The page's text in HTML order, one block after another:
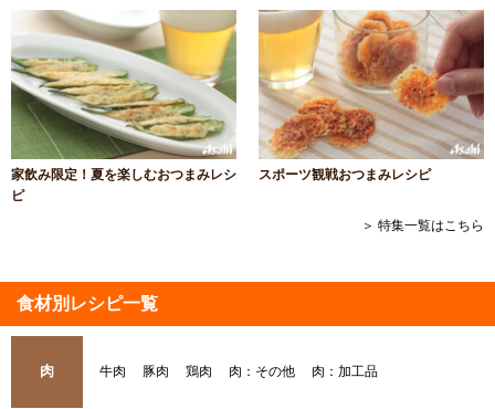
家飲み限定！夏を楽しむおつまみレシ
ピ
スポーツ観戦おつまみレシピ
＞ 特集一覧はこちら
食材別レシピ一覧
肉 牛肉 豚肉 鶏肉 肉：その他 肉：加工品